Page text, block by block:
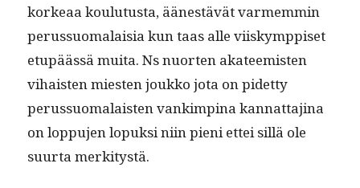
korkeaa koulu­tus­ta, äänestävät varmem­min
perus­suo­ma­laisia kun taas alle viiskymp­piset
etupäässä mui­ta. Ns nuorten aka­teemis­ten
vihais­ten miesten joukko jota on pidet­ty
perus­suo­ma­lais­ten vankimp­ina kan­nat­ta­ji­na
on lop­pu­jen lopuk­si niin pieni ettei sil­lä ole
suur­ta merkitystä.